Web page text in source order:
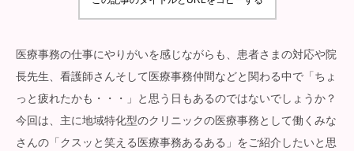
医療事務の仕事にやりがいを感じながらも、患者さまの対応や院
長先生、看護師さんそして医療事務仲間などと関わる中で「ちょ
っと疲れたかも・・・」と思う日もあるのではないでしょうか？
今回は、主に地域特化型のクリニックの医療事務として働くみな
さんの「クスッと笑える医療事務あるある」をご紹介したいと思